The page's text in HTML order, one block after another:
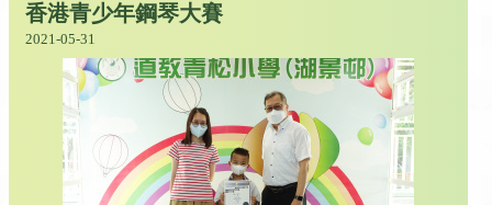
香港青少年鋼琴大賽
2021-05-31